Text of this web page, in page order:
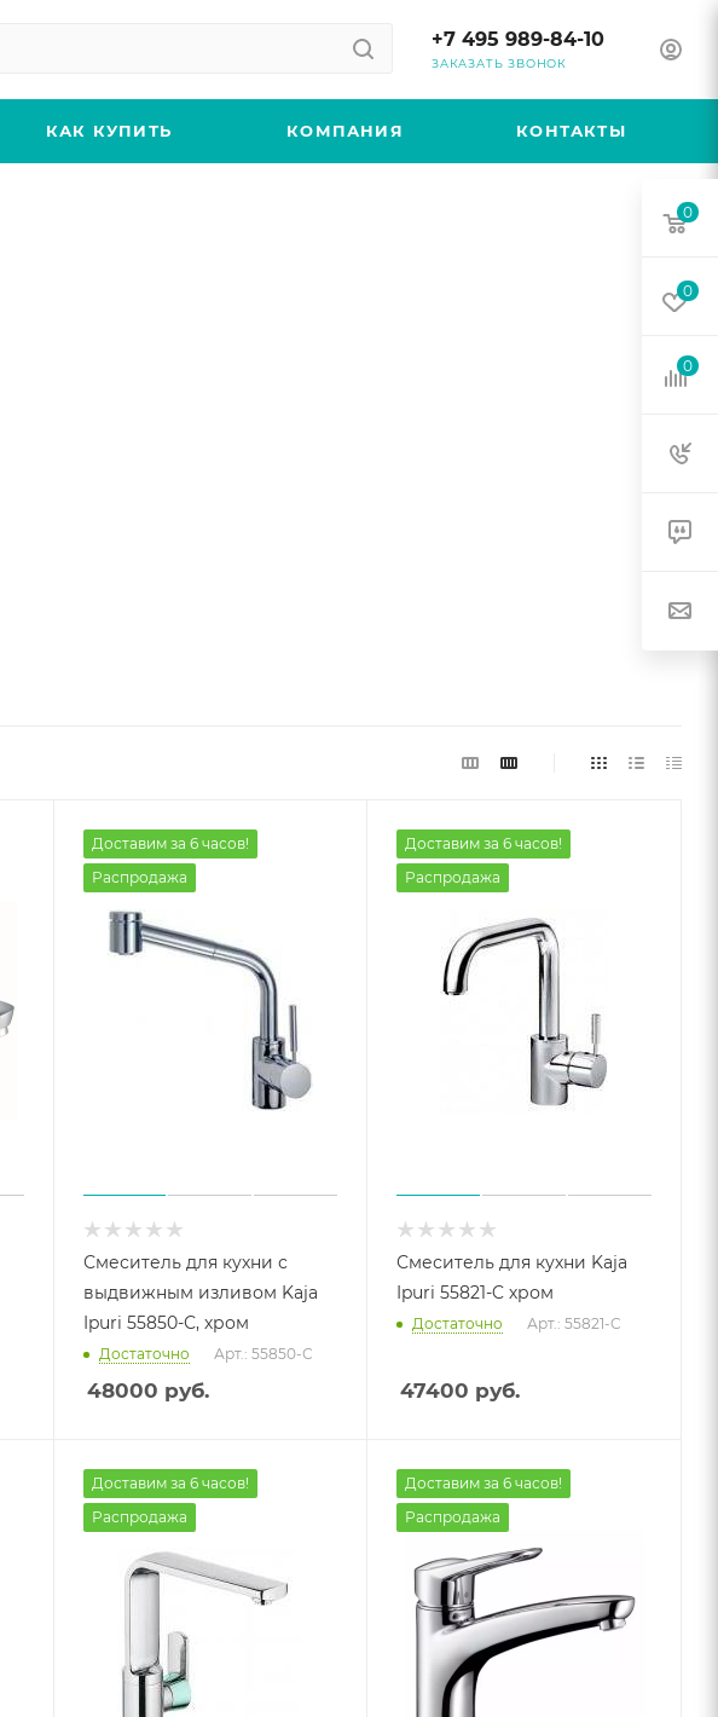
+7 495 989-84-10
ЗАКАЗАТЬ ЗВОНОК
КАК КУПИТЬ КОМПАНИЯ КОНТАКТЫ
Доставим за 6 часов!
Распродажа
Смеситель для кухни с
выдвижным изливом Kaja
Ipuri 55850-С, хром
Достаточно Арт.: 55850-С
48000 руб.
Доставим за 6 часов!
Распродажа
Смеситель для кухни Kaja
Ipuri 55821-C хром
Достаточно Арт.: 55821-C
47400 руб.
Доставим за 6 часов!
Распродажа
Доставим за 6 часов!
Распродажа
0
0
0